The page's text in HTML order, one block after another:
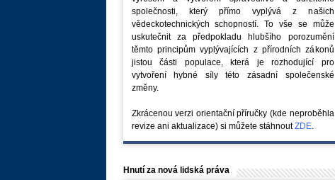
společnosti, který přímo vyplývá z našich
vědeckotechnických schopností. To vše se může
uskutečnit za předpokladu hlubšího porozumění
těmto principům vyplývajících z přírodních zákonů
jistou části populace, která je rozhodující pro
vytvoření hybné síly této zásadní společenské
změny.
Zkrácenou verzi orientační příručky (kde neproběhla
revize ani aktualizace) si můžete stáhnoutZDE.
Hnutí za nová lidská práva